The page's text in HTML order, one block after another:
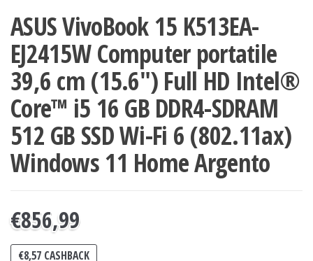
ASUS VivoBook 15 K513EA-
EJ2415W Computer portatile
39,6 cm (15.6″) Full HD Intel®
Core™ i5 16 GB DDR4-SDRAM
512 GB SSD Wi-Fi 6 (802.11ax)
Windows 11 Home Argento
€856,99
€8,57CASHBACK